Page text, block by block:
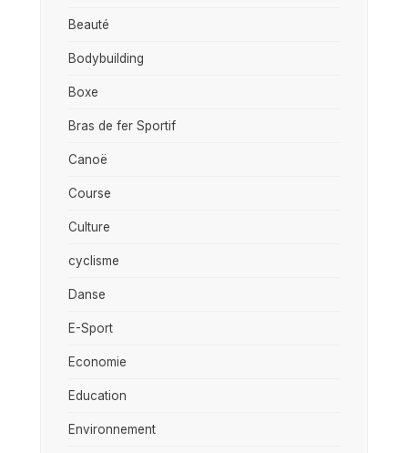
Beauté
Bodybuilding
Boxe
Bras de fer Sportif
Canoë
Course
Culture
cyclisme
Danse
E-Sport
Economie
Education
Environnement